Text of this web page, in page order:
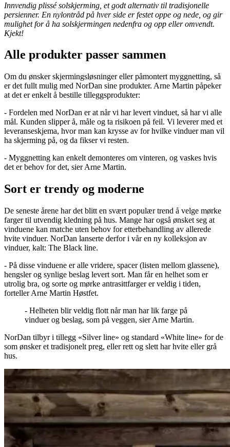
Innvendig plissé solskjerming, et godt alternativ til tradisjonelle
persienner. En nylontråd på hver side er festet oppe og nede, og gir
mulighet for å ha solskjermingen nedenfra og opp eller omvendt.
Kjekt!
Alle produkter passer sammen
Om du ønsker skjermingsløsninger eller påmontert myggnetting, så
er det fullt mulig med NorDan sine produkter. Arne Martin påpeker
at det er enkelt å bestille tilleggsprodukter:
- Fordelen med NorDan er at når vi har levert vinduet, så har vi alle
mål. Kunden slipper å, måle og ta risikoen på feil. Vi leverer med et
leveranseskjema, hvor man kan krysse av for hvilke vinduer man vil
ha skjerming på, og da fikser vi resten.
- Myggnetting kan enkelt demonteres om vinteren, og vaskes hvis
det er behov for det, sier Arne Martin.
Sort er trendy og moderne
De seneste årene har det blitt en svært populær trend å velge mørke
farger til utvendig kledning på hus. Mange har også ønsket seg at
vinduene kan matche uten behov for etterbehandling av allerede
hvite vinduer. NorDan lanserte derfor i vår en ny kolleksjon av
vinduer, kalt: The Black line.
- På disse vinduene er alle vridere, spacer (listen mellom glassene),
hengsler og synlige beslag levert sort. Man får en helhet som er
utrolig bra, og sorte og mørke antrasittfarger er veldig i tiden,
forteller Arne Martin Høstfet.
- Helheten blir veldig flott når man har lik farge på
vinduer og beslag, som på veggen, sier Arne Martin.
NorDan tilbyr i tillegg «Silver line» og standard «White line» for de
som ønsker et tradisjonelt preg, eller rett og slett har hvite eller grå
hus.